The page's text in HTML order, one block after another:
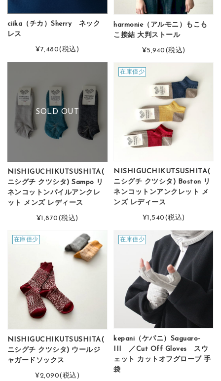
ciika（チカ）Sherry ネック
レス
¥7,480(税込)
harmonie（アルモニ）もこも
こ接結 大判ストール
¥5,940 (税込)
SOLD OUT
NISHIGUCHIKUTSUSHITA(
ニシグチ クツシタ) Sampo リ
ネンコットンパイルアンクレ
ット メンズ レディース
¥1,870 (税込)
在庫僅少
NISHIGUCHIKUTSUSHITA(
ニシグチ クツシタ) Boston リ
ネンコットンアンクレット メ
ンズ レディース
¥1,540 (税込)
在庫僅少
NISHIGUCHIKUTSUSHITA(
ニシグチ クツシタ) ウールジ
ャガードソックス
¥2,090(税込)
在庫僅少
kepani（ケパニ）Saguaro-
III ／Cut Off Gloves スウ
ェット カットオフグローブ 手
袋